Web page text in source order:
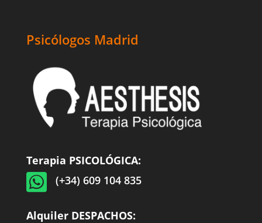
Psicólogos Madrid
Terapia PSICOLÓGICA:
 (+34) 609 104 835
Alquiler DESPACHOS: